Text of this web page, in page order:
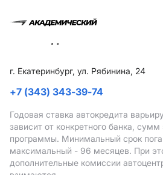
г. Екатеринбург, ул. Рябинина, 24
+7 (343) 343-39-74
Годовая ставка автокредита
зависит от конкретного банка,
программы. Минимальный срок
максимальный - 96 месяцев. При
дополнительные комиссии